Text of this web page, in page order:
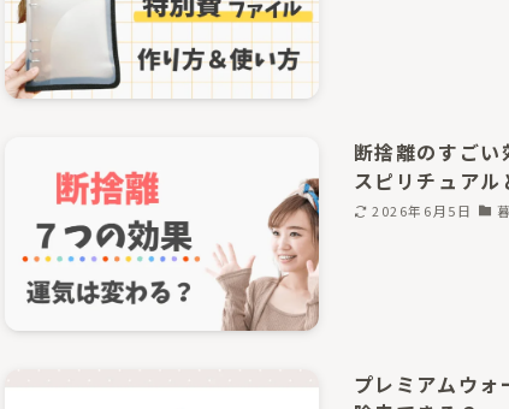
断捨離のすごい
スピリチュアル
2026年6月5日
プレミアムウ